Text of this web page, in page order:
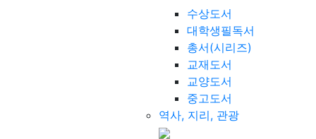
수상도서
대학생필독서
총서(시리즈)
교재도서
교양도서
중고도서
역사, 지리, 관광